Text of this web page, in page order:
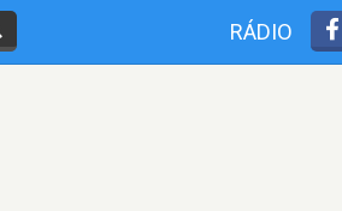
RÁDIO